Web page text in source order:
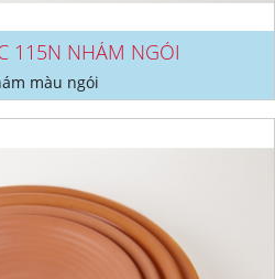
115N NHÁM NGÓI
màu ngói